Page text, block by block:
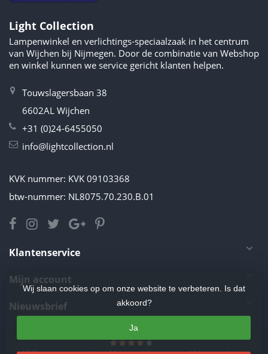
Light Collection
Lampenwinkel en verlichtings-speciaalzaak in het centrum
van Wijchen bij Nijmegen. Door de combinatie van Webshop
en winkel kunnen we service gericht klanten helpen.
Touwslagersbaan 38
6602AL Wijchen
+31 (0)24-6455050
info@lightcollection.nl
KVK nummer: KVK 09103368
btw-nummer: NL8075.70.230.B.01
Klantenservice
Mijn account
Nieuwsbrief
Wij slaan cookies op om onze website te verbeteren. Is dat
akkoord?
Ja